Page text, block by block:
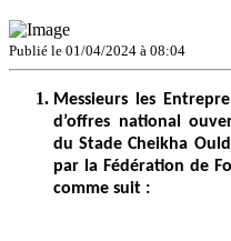
Publié le 01/04/2024 à 08:04
Messieurs les
d’offres national
du Stade Cheikha
par la Fédération de
comme suit :